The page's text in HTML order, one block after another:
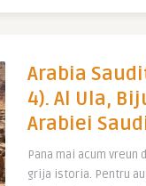
Arabia
4). Al Ula,
Arabiei
Pana mai acum vreun
grija istoria. Pentru